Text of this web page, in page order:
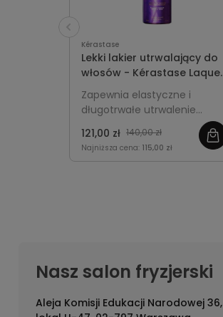
Kérastase
Lekki lakier utrwalający do
włosów - Kérastase Laque
Couture 300ml
Zapewnia elastyczne i
długotrwałe utrwalenie
puszeniem i wilgocią,
pozostawiając włosy miękkie
121,00 zł 140,00 zł
Najniższa cena: 115,00 zł
Nasz salon fryzjerski
Aleja Komisji Edukacji Narodowej 36,